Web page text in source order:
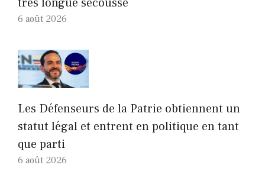
6 août 2026
Les Défenseurs de la Patrie obtiennent un
statut légal et entrent en politique en tant
que parti
6 août 2026